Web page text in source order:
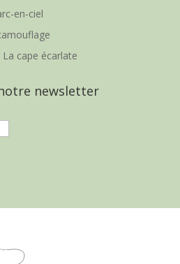
en-ciel
La cape écarlate
newsletter